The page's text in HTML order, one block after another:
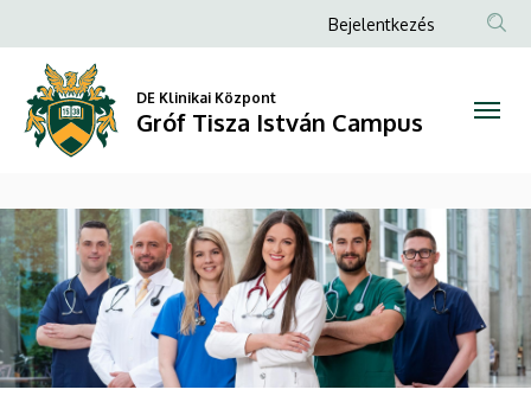
Tisza
István
Campus
Anonim
menüje
Bejelentkezés
DE Klinikai Központ
Gróf Tisza István Campus